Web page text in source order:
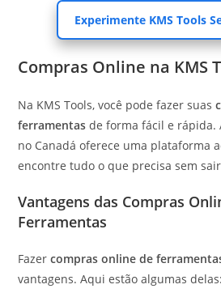
Experimente KMS Tools
Compras Online na KMS
Na KMS Tools, você pode fazer suas
ferramentas de forma fácil e rápida.
no Canadá oferece uma plataforma
encontre tudo o que precisa sem
Vantagens das Compras
Ferramentas
Fazercompras online de
vantagens. Aqui estão algumas delas: